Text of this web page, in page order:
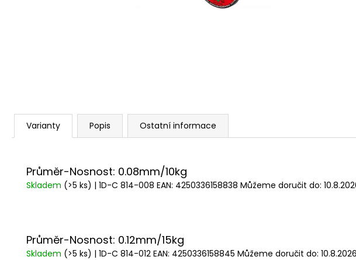
Varianty Popis Ostatní informace
Průměr-Nosnost: 0.08mm/10kg
Skladem (>5 ks) | 1D-C 814-008 EAN: 4250336158838 Můžeme doručit do:
Průměr-Nosnost: 0.12mm/15kg
Skladem (>5 ks) | 1D-C 814-012 EAN: 4250336158845 Můžeme doručit do: 10.8.2026
HLEDAT